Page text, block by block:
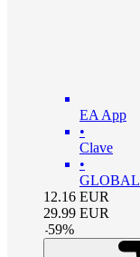
EA App
•
Clave
•
GLOBAL
12.16 EUR
29.99 EUR
-59%